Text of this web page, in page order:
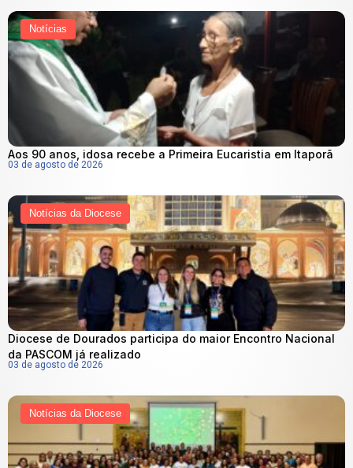
Notícias
Aos 90 anos, idosa recebe a Primeira Eucaristia em Itaporã
03 de agosto de 2026
Notícias da Diocese
Diocese de Dourados participa do maior Encontro Nacional
da PASCOM já realizado
03 de agosto de 2026
Notícias da Diocese